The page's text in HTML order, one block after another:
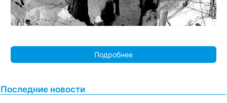
Подробнее
Последние новости